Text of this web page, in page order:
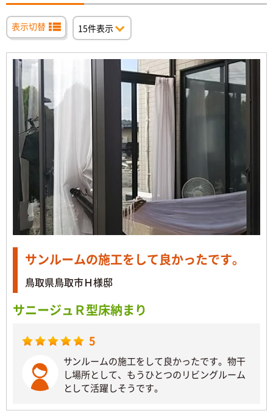
表示切替
サンルームの施工をして良かったです。
鳥取県鳥取市Ｈ様邸
サニージュＲ型床納まり
5
サンルームの施工をして良かったです。物干
し場所として、もうひとつのリビングルーム
として活躍しそうです。